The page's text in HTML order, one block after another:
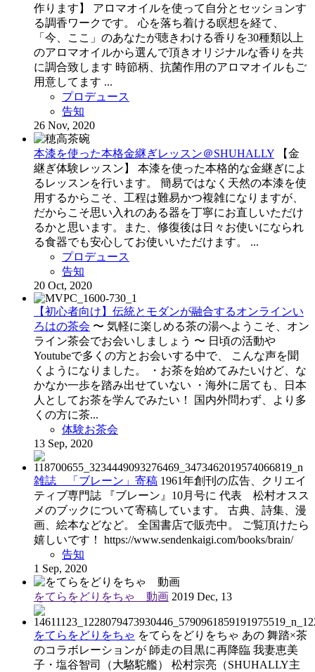
作ります】 アロマオイルを使って自分とセッションす
る調香ワークです。 心を落ち着ける瞑想を経て、
「今、ここ」のあなたが聴きわける香りを30種類以上
のアロマオイルから選んで頂きオリジナルな香りを共
に調合致します 時節柄、抗菌作用のアロマオイルもご
用意してます ...
プロデュース
告知
26 Nov, 2020
本漆を使った本格金継ぎレッスン＠SHUHALLY
【金
継ぎ体験レッスン】 本漆を使った本格的な金継ぎによ
るレッスンを行います。 簡易ではなく天然の本漆を使
用するからこそ、工程は難易かつ複雑になりますが、
だからこそ思い入れのある器を丁寧にお直しいただけ
るかと思います。また、修復後は日々お使いになられ
る食器でも安心してお使いいただけます。 ...
プロデュース
告知
20 Oct, 2020
【初心者向け】伝統とモダンが融合するオンラインい
ろはの茶会 〜 気軽に楽しめる茶の湯へようこそ、オン
ライン茶会でお会いしましょう 〜 日頃の活動や
Youtubeで多くの方とお会いする中で、 こんな声を聞
くようになりました。 ・お茶を始めてみたいけど、な
かなか一歩を踏み出せていない ・海外に居ても、日本
人としてお茶を学んでみたい！ 国内外問わず、より多
くの方に茶...
体験お茶会
13 Sep, 2020
雑誌 「ブレーン」寄稿 1961年創刊の広告、クリエイ
ティブ専門誌 『ブレーン』10月号に 代表 松村オスス
メのブックについて寄稿しています。 古典、詩集、漫
画、絵本などなど。 全国書店で販売中。 ご覧頂けたら
嬉しいです！ https://www.sendenkaigi.com/books/brain/
告知
1 Sep, 2020
をてらをどりをちゃ 動画 2019 Dec, 13
をてらをどりをちゃ をてらをどりをちゃ あの 舞踏×茶
のコラボレーションが 師走の目黒に再降臨 我妻恵美
子・塩谷智司（大駱駝艦） 松村宗亮（SHUHALLY主